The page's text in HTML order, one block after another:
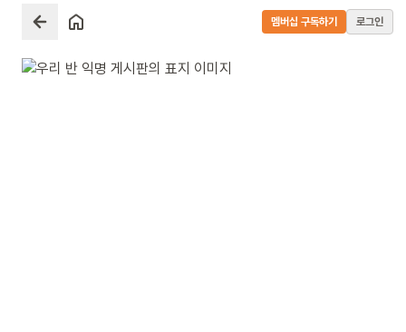
멤버십 구독하기 로그인